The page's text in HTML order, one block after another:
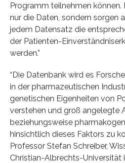
Programm teilnehmen können.
nur die Daten, sondern sorgen
jedem Datensatz die
der Patienten-
werden.”
“Die Datenbank wird es
in der pharmazeutischen
genetischen Eigenheiten von
verstehen und groß angelegte
beziehungsweise
hinsichtlich dieses Faktors zu
Professor Stefan Schreiber,
Christian-Albrechts-Universität